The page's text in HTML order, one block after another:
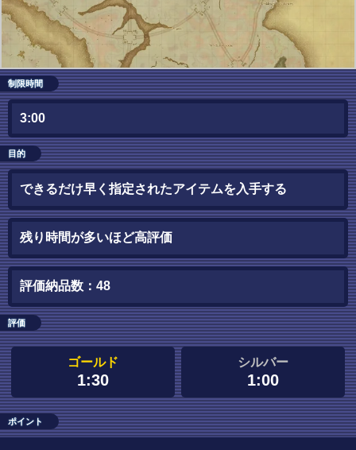
制限時間
3:00
目的
できるだけ早く指定されたアイテムを入手する
残り時間が多いほど高評価
評価納品数：48
評価
ゴールド
1:30
シルバー
1:00
ポイント